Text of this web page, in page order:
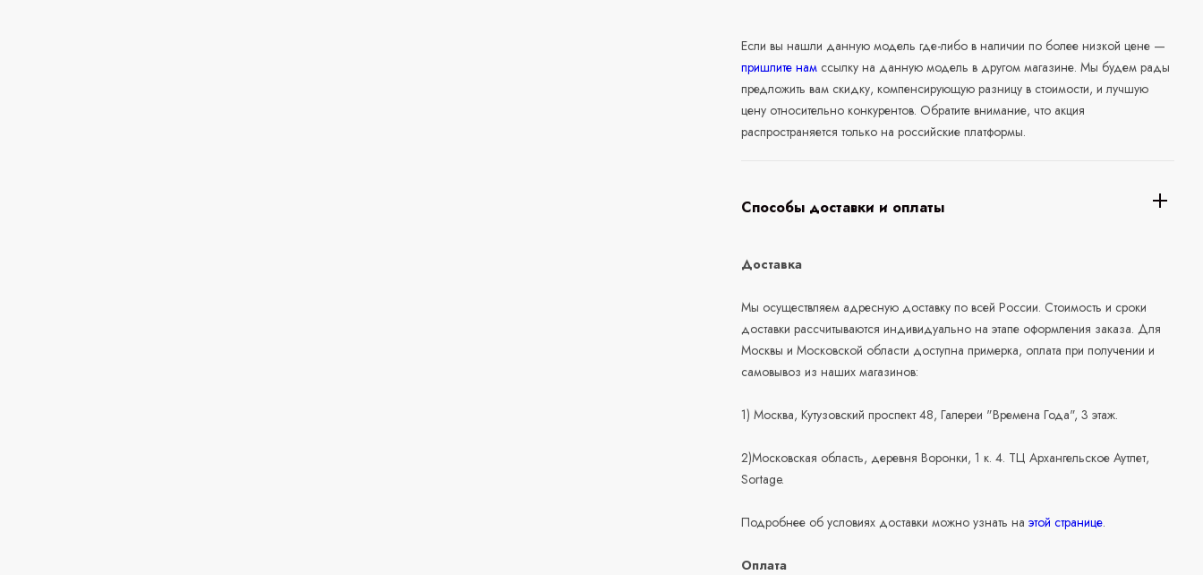
Если вы нашли данную модель где-либо в наличии по более низкой цене —
пришлите нам ссылку на данную модель в другом магазине. Мы будем рады
предложить вам скидку, компенсирующую разницу в стоимости, и лучшую
цену относительно конкурентов. Обратите внимание, что акция
распространяется только на российские платформы.
Способы доставки и оплаты
Доставка
Мы осуществляем адресную доставку по всей России. Стоимость и сроки
доставки рассчитываются индивидуально на этапе оформления заказа. Для
Москвы и Московской области доступна примерка, оплата при получении и
самовывоз из наших магазинов:
1) Москва, Кутузовский проспект 48, Галереи "Времена Года", 3 этаж.
2)Московская область, деревня Воронки, 1 к. 4. ТЦ Архангельское Аутлет,
Sortage.
Подробнее об условиях доставки можно узнать наэтой странице.
Оплата